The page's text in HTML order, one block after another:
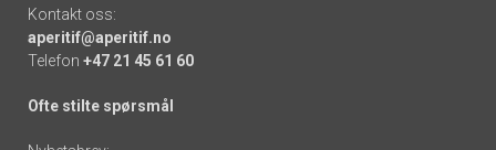
Kontakt oss:
aperitif@aperitif.no
Telefon +47 21 45 61 60
Ofte stilte spørsmål